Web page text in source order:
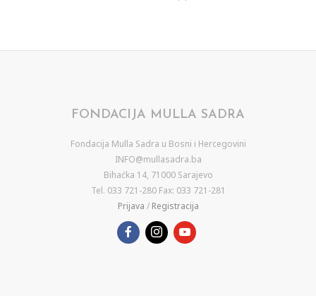
FONDACIJA MULLA SADRA
Fondacija Mulla Sadra u Bosni i Hercegovini
INFO@mullasadra.ba
Bihaćka 14, 71000 Sarajevo
Tel. 033 721-280 Fax: 033 721-281
Prijava / Registracija